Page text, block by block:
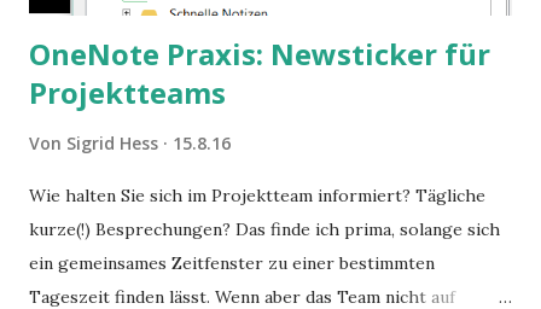
OneNote Praxis: Newsticker für
Projektteams
Von Sigrid Hess 15.8.16
Wie halten Sie sich im Projektteam informiert? Tägliche
kurze(!) Besprechungen? Das finde ich prima, solange sich
ein gemeinsames Zeitfenster zu einer bestimmten
Tageszeit finden lässt. Wenn aber das Team nicht auf